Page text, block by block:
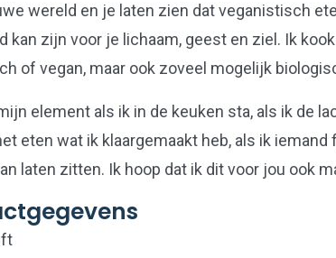
wereld en je laten zien dat veganistisch
kan zijn voor je lichaam, geest en ziel. Ik
of vegan, maar ook zoveel mogelijk
element als ik in de keuken sta, als ik de
eten wat ik klaargemaakt heb, als ik
laten zitten. Ik hoop dat ik dit voor jou ook